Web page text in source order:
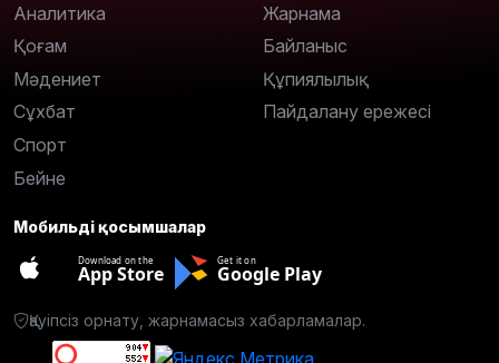
Аналитика
Қоғам
Мәдениет
Сұхбат
Спорт
Бейне
Жарнама
Байланыс
Құпиялылық
Пайдалану ережесі
Мобильді қосымшалар
Download on the
App Store
Get it on
Google Play
Қауіпсіз орнату, жарнамасыз хабарламалар.